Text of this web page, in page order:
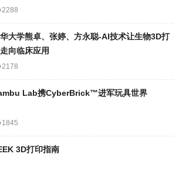
2288
大学熊卓、张婷、方永聪-AI技术让生物3D打
向临床应用
2178
Lab携Cyber​​Brick™进军玩具世界
1845
3D打印指南